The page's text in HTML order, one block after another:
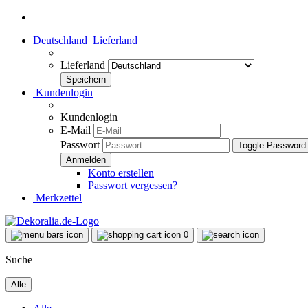
Deutschland Lieferland
Lieferland
Kundenlogin
Kundenlogin
E-Mail
Passwort
Toggle
Konto erstellen
Passwort vergessen?
Merkzettel
0
Suche
Alle